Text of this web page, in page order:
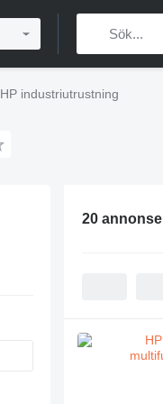
HP industriutrustning
20